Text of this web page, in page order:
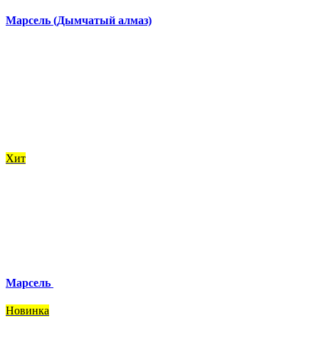
Марсель (Дымчатый алмаз)
Хит
Марсель
Новинка